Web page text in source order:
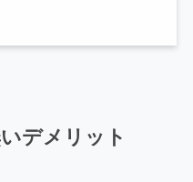
デメリット